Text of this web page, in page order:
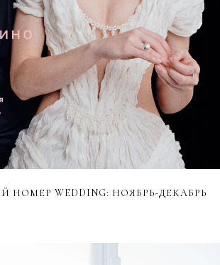
WEDDING: НОЯБРЬ-ДЕКАБРЬ